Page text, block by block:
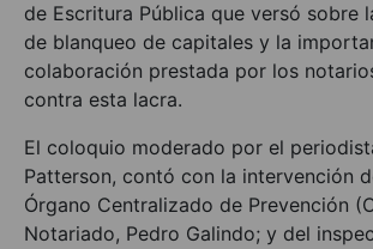
de Escritura Pública que versó sobre
de blanqueo de capitales y la
colaboración prestada por los
contra esta lacra.
El coloquio moderado por el
Patterson, contó con la intervención
Órgano Centralizado de Prevención
Notariado, Pedro Galindo; y del